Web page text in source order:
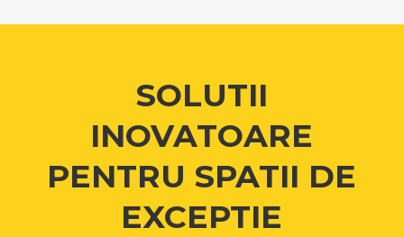
SOLUTII
INOVATOARE
PENTRU SPATII DE
EXCEPTIE